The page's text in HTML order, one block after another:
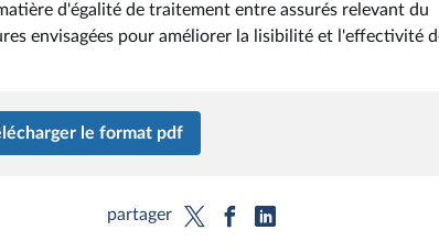
d'égalité de traitement entre assurés relevant du
envisagées pour améliorer la lisibilité et l'effectivité
le format pdf
partager